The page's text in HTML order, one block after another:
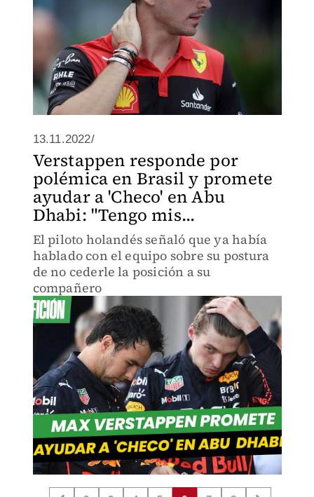
13.11.2022/
Verstappen responde por
polémica en Brasil y promete
ayudar a 'Checo' en Abu
Dhabi: "Tengo mis...
El piloto holandés señaló que ya había
hablado con el equipo sobre su postura
de no cederle la posición a su
compañero